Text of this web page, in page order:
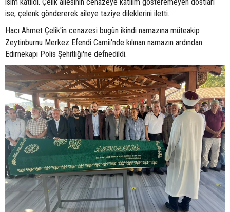
ise, çelenk göndererek aileye taziye dileklerini iletti.
Hacı Ahmet Çelik'in cenazesi bugün ikindi namazına müteakip
Zeytinburnu Merkez Efendi Camii'nde kılınan namazın ardından
Edirnekapı Polis Şehitliği'ne defnedildi.